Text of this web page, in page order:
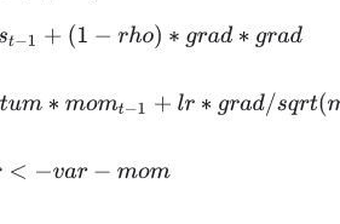
st− 1+ (1− rho)∗gra d∗grad
entum∗momt−1 +lr ∗g ra d/sqrt(ms+ep
va <−var− mo m